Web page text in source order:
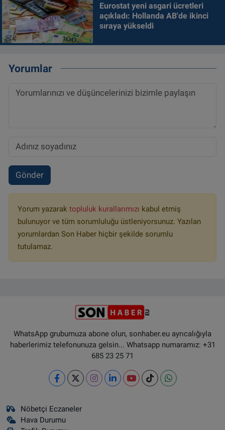
Eurostat yeni asgari ücretleri
açıkladı: Hollanda AB'de ikinci
sıraya yükseldi
Yorumlar
Gönder
Yorum yazarak topluluk kurallarımızı kabul etmiş
bulunuyor ve tüm sorumluluğu üstleniyorsunuz. Yazılan
yorumlardan Son Haber hiçbir şekilde sorumlu
tutulamaz.
WhatsApp grubumuza abone olun, sonhaber.eu ayrıcalığıyla
haberlerimiz telefonunuza gelsin... Whatsapp numaramız: +31
685 23 25 71
Nöbetçi Eczaneler
Hava Durumu